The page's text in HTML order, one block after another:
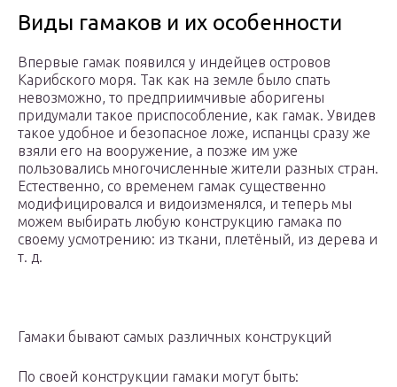
Виды гамаков и их особенности
Впервые гамак появился у индейцев островов
Карибского моря. Так как на земле было спать
невозможно, то предприимчивые аборигены
придумали такое приспособление, как гамак. Увидев
такое удобное и безопасное ложе, испанцы сразу же
взяли его на вооружение, а позже им уже
пользовались многочисленные жители разных стран.
Естественно, со временем гамак существенно
модифицировался и видоизменялся, и теперь мы
можем выбирать любую конструкцию гамака по
своему усмотрению: из ткани, плетёный, из дерева и
т. д.
Гамаки бывают самых различных конструкций
По своей конструкции гамаки могут быть: